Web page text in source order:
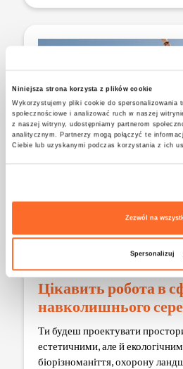
Niniejsza strona korzysta z plików cookie
Wykorzystujemy pliki cookie do spersonalizowania
społecznościowe i analizować ruch w naszej
z naszej witryny, udostępniamy partnerom
analitycznym. Partnerzy mogą połączyć te
Ciebie lub uzyskanymi podczas korzystania z ich
Zezwól na
Spersonalizuj
Цікавить робота в
навколишнього
Ти будеш проектувати
естетичними, але й
біорізноманіття, охорону